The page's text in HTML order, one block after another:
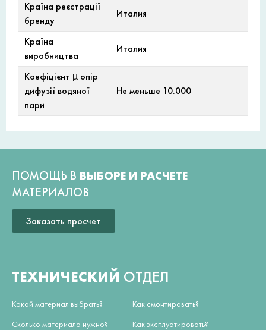
Країна реєстрації
бренду
Италия
Країна
виробництва
Италия
Коефіцієнт µ опір
дифузії водяної
пари
Не меньше 10.000
ПОМОЩЬ В ВЫБОРЕ И РАСЧЕТЕ
МАТЕРИАЛОВ
Заказать просчет
ТЕХНИЧЕСКИЙ ОТДЕЛ
Какой материал выбрать?
Сколько материала нужно?
Как смонтировать?
Как эксплуатировать?